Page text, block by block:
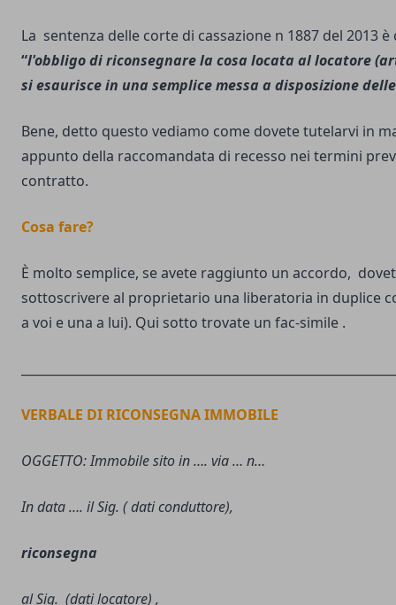
La sentenza delle corte di cassazione n 1887 del 2013 è
“l'obbligo di riconsegnare la cosa locata al locatore
si esaurisce in una semplice messa a disposizione
Bene, detto questo vediamo come dovete tutelarvi in
appunto della raccomandata di recesso nei termini
contratto.
Cosa fare?
È molto semplice, se avete raggiunto un accordo,
sottoscrivere al proprietario una liberatoria in duplice
a voi e una a lui). Qui sotto trovate un fac-simile .
VERBALE DI RICONSEGNA IMMOBILE
OGGETTO: Immobile sito in …. via … n…
In data …. il Sig. ( dati conduttore),
riconsegna
al Sig. (dati locatore) ,